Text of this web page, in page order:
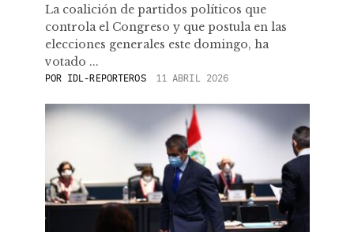
La coalición de partidos políticos que
controla el Congreso y que postula en las
elecciones generales este domingo, ha
votado ...
POR IDL-REPORTEROS 11 ABRIL 2026